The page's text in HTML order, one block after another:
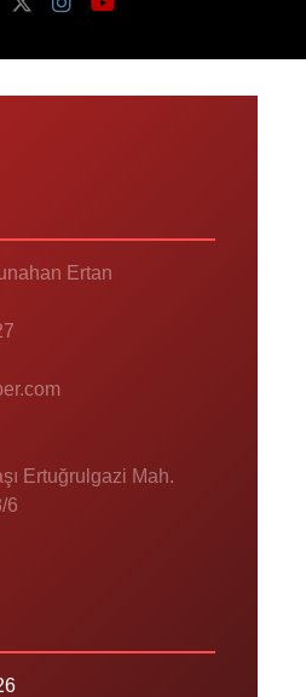
Ertan
Ertuğrulgazi Mah.
6